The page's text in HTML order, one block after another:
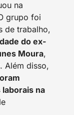
na
grupo foi
de trabalho,
do ex-
Moura,
Além disso,
na